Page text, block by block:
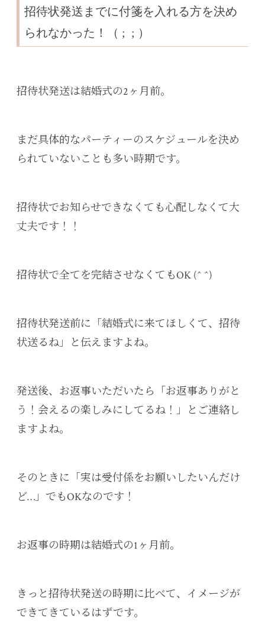
招待状発送までに付箋を入れる方を決め
られなかった！（ ; ; ）
招待状発送は結婚式の2ヶ月前。
まだ具体的なパーティーのスケジュールを決め
られていないことも多い時期です。
招待状でお知らせできなくても心配しなくて大
丈夫です！！
招待状で全てを完結させなくてもOK (^ ^)
招待状発送前に「結婚式に来てほしくて、招待
状送るね」と伝えますよね。
発送後、お返事いただいたら「お返事ありがと
う！会えるの楽しみにしてるね！」とご連絡し
ますよね。
そのときに「実は受付係をお願いしたいんだけ
ど…」でもOKなのです！
お返事の時期は結婚式の1ヶ月前。
きっと招待状発送の時期に比べて、イメージが
できてきているはずです。